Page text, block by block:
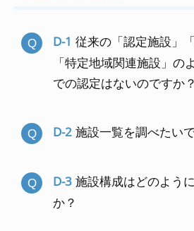
D-1 従来の「認定施設」
「特定地域関連施設」の
での認定はないのですか？
D-2 施設一覧を調べたいで
D-3 施設構成はどのよう
か？